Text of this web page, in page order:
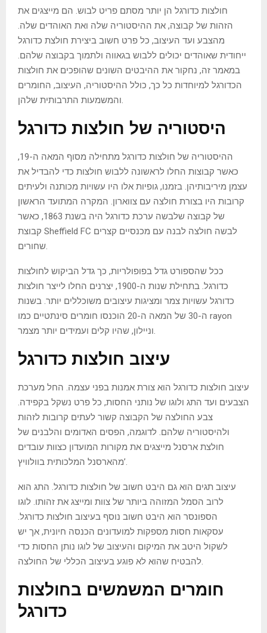
חולצות כדורגל הן יותר מסתם פריט לבוש. הם מייצגים את
הזהות של קבוצה, את ההיסטוריה שלה ואת האוהדים שלה.
מהצבע ועד העיצוב, כל פרט חשוב ביצירת חולצת כדורגל
ייחודית שאוהדים יכולים ללבוש בגאווה ולתמוך בקבוצה שלהם.
במאמר זה, נחקור את ההיבטים השונים שהופכים את חולצות
הכדורגל למיוחדות כל כך, כולל ההיסטוריה, העיצוב, החומרים
היסטוריה של חולצות כדורגל
ההיסטוריה של חולצות כדורגל מתחילה מסוף המאה ה-19,
כאשר קבוצות החלו לראשונה ללבוש חולצות כדי להבדיל את
עצמן מיריבותיהן. בזמנו, גופיות אלו היו עשויות מכותנה ולעיתים
קרובות היו בצורת חולצה עם צווארון. המקרה המתועד הראשון
של קבוצה שלבשה ערכת כדורגל היה בשנת 1863, כאשר
קבוצת Sheffield FC לבשה חולצה לבנה עם מכנסיים קצרים
ככל שהספורט גדל בפופולריות, כך גדל הביקוש לחולצות
כדורגל. בתחילת שנות ה-1900, יצרנים החלו לייצר חולצות
כדורגל עשויות צמר ומציגות עיצובים משוכללים יותר. בשנות
ה-30 של המאה ה-20 הוכנסו חומרים סינתטיים כמו rayon
עיצוב חולצות כדורגל
עיצוב חולצות כדורגל הוא צורת אמנות בפני עצמה. החל מערכת
הצבעים ועד התג ולוגו של נותני החסות, כל פרט נשקל בקפידה.
צבע החולצה של הקבוצה קשור לעתים קרובות לזהות
ולהיסטוריה שלהם. לדוגמה, הפסים האדומים והלבנים של
חולצת ארסנל מייצגים את מקורות המועדון כצוות עובדים
מהארסנל המלכותית בוולוויץ’.
עיצוב תגים הוא גם היבט חשוב של חולצות כדורגל. התג הוא
לרוב הסמל המזוהה ביותר של צוות ומייצג את זהותו. לוגו
הספונסר הוא היבט חשוב נוסף בעיצוב חולצות כדורגל.
עסקאות חסות מספקות למועדונים הכנסה חיונית, אך יש
לשקול היטב את המיקום והעיצוב של לוגו נותן החסות כדי
חומרים המשמשים בחולצות
כדורגל